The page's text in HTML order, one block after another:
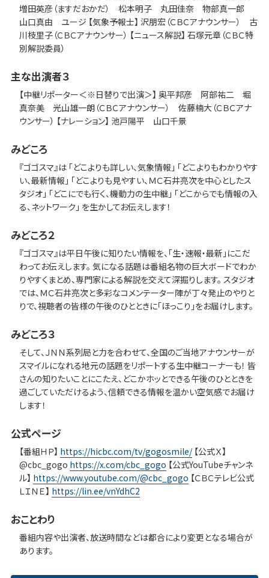
増田英彦（ますだおかだ） 松本明子 丸田佳奈 物部真一郎
山口真由 ユージ 【気象予報士】 沢朋宏（ＣＢＣアナウンサー） 古
川枝里子（ＣＢＣアナウンサー） 【ニュース解説】 石塚元章（ＣＢＣ特
別解説委員）
主な出演者３
【中継リポーター＜※日替りで出演＞】 奥平邦彦 阿部祐二 堀
真奈美 光山雄一朗（ＣＢＣアナウンサー） 佐藤楠大（ＣＢＣアナ
ウンサー） 【ナレーション】 池戸陽平 山口千景
みどころ
『ゴゴスマ』は 「どこよりも詳しい、気象情報」 「どこよりもわかりやす
い、最新情報」 「どこよりも見やすい、ＭＣ石井亮次を中心としたス
タジオ」 「どこにでも行く、機動力の生中継」 「どこからでも情報の入
る、ネットワーク」 を生かしてお伝えします！
みどころ２
『ゴゴスマ』は平日午後に知りたい情報を、「生・速報・最新」にこだ
わってお伝えします。 気になる話題は番組名物の巨大ボードでわか
りやすくまとめ、専門家による解説を交えて深掘りします。 スタジオ
では、ＭＣ石井亮次と多彩なコメンテーター陣が丁々発止のやりと
りで、視聴者の皆様の午後のひとときに「ほっこり」をお届けします。
みどころ３
そして、ＪＮＮ系列局と力を合わせて、全国のご当地アナウンサーが
スマイルになれる地元の話題をリポートする生中継コーナーも！ 皆
さんの知りたいことにこたえ、どこかホッとできる午後のひとときを
過ごしていただけるよう、信頼できる情報を温かい空気感でお届け
します！
公式ページ
【番組ＨＰ】 https://hicbc.com/tv/gogosmile/【公式Ｘ】
@cbc_gogo https://x.com/cbc_gogo 【公式YouTubeチャンネ
ル】 https://www.youtube.com/@cbc_gogo 【ＣＢＣテレビ公式
ＬＩＮＥ】 https://lin.ee/vnYdhC2
おことわり
番組内容や出演者、放送時間などは都合により変更となる場合が
あります。